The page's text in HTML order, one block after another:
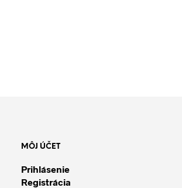
MÔJ ÚČET
Prihlásenie
Registrácia